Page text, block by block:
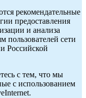
рекомендательные
предоставления
и анализа
пользователей сети
Российской
с тем, что мы
с использованием